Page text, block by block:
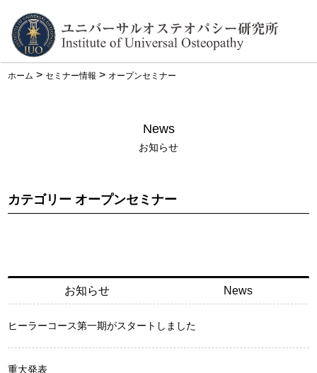
ホーム >セミナー情報 > オープンセミナー
News
お知らせ
カテゴリー オープンセミナー
お知らせ News
ヒーラーコース第一期がスタートしました
重大発表